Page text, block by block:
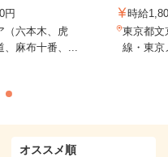
円
（六本木、虎
麻布十番、...
時給
東京都文
線・東京